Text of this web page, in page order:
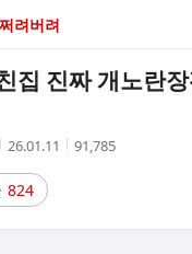
려버려
집 진짜 개노란
작
시
간
26.01.11
조
91,785
824